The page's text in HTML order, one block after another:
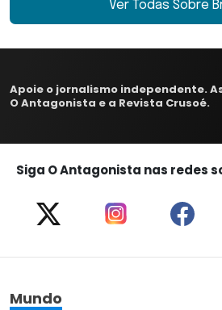
Ver Todas Sobre
Apoie o jornalismo independente.
O Antagonista e a Revista Crusoé.
Siga O Antagonista nas redes
Mundo